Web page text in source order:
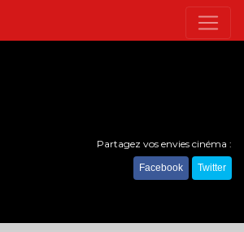
Partagez vos envies cinéma :
Facebook Twitter